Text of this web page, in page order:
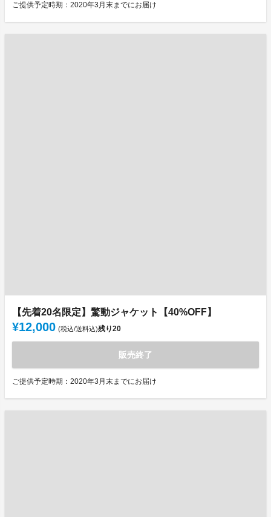
ご提供予定時期：2020年3月末までにお届け
【先着20名限定】驚動ジャケット【40%OFF】
¥12,000 (税込/送料込)残り20
販売終了
ご提供予定時期：2020年3月末までにお届け